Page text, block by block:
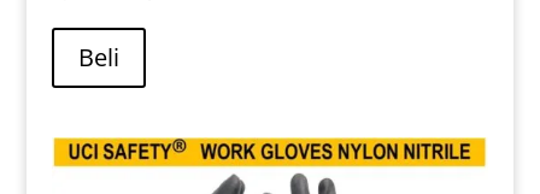
Beli
Pilihan